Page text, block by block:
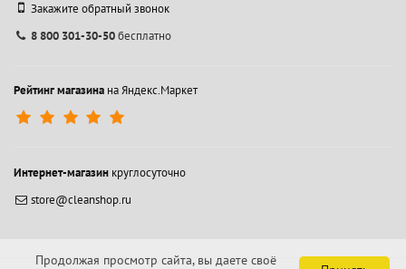
Закажите обратный звонок
8 800 301-30-50бесплатно
Рейтинг магазина на Яндекс.Маркет
Интернет-магазин круглосуточно
store@cleanshop.ru
Продолжая просмотр сайта, вы даете своё